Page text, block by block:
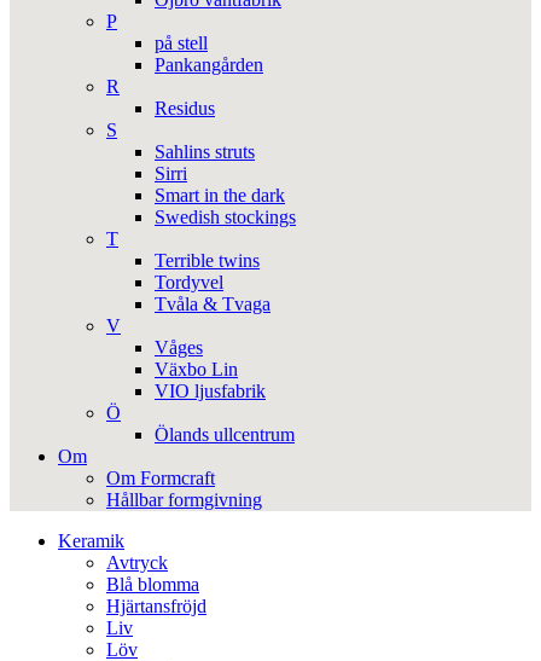
P
på stell
Pankangården
R
Residus
S
Sahlins struts
Sirri
Smart in the dark
Swedish stockings
T
Terrible twins
Tordyvel
Tvåla & Tvaga
V
Våges
Växbo Lin
VIO ljusfabrik
Ö
Ölands ullcentrum
Om
Om Formcraft
Hållbar formgivning
Keramik
Avtryck
Blå blomma
Hjärtansfröjd
Liv
Löv